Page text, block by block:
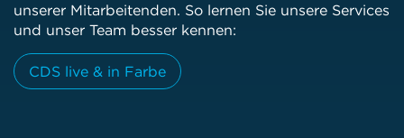
unserer Mitarbeitenden. So lernen Sie unsere Services
und unser Team besser kennen:
CDS live & in Farbe